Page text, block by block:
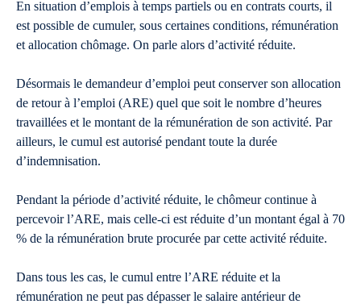
En situation d’emplois à temps partiels ou en contrats courts, il
est possible de cumuler, sous certaines conditions, rémunération
et allocation chômage. On parle alors d’activité réduite.
Désormais le demandeur d’emploi peut conserver son allocation
de retour à l’emploi (ARE) quel que soit le nombre d’heures
travaillées et le montant de la rémunération de son activité. Par
ailleurs, le cumul est autorisé pendant toute la durée
d’indemnisation.
Pendant la période d’activité réduite, le chômeur continue à
percevoir l’ARE, mais celle-ci est réduite d’un montant égal à 70
% de la rémunération brute procurée par cette activité réduite.
Dans tous les cas, le cumul entre l’ARE réduite et la
rémunération ne peut pas dépasser le salaire antérieur de